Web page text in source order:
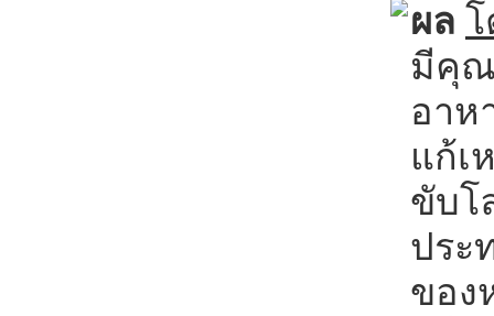
ผล
มีคุณ
อาห
แก้เ
ขับโ
ประ
ของ